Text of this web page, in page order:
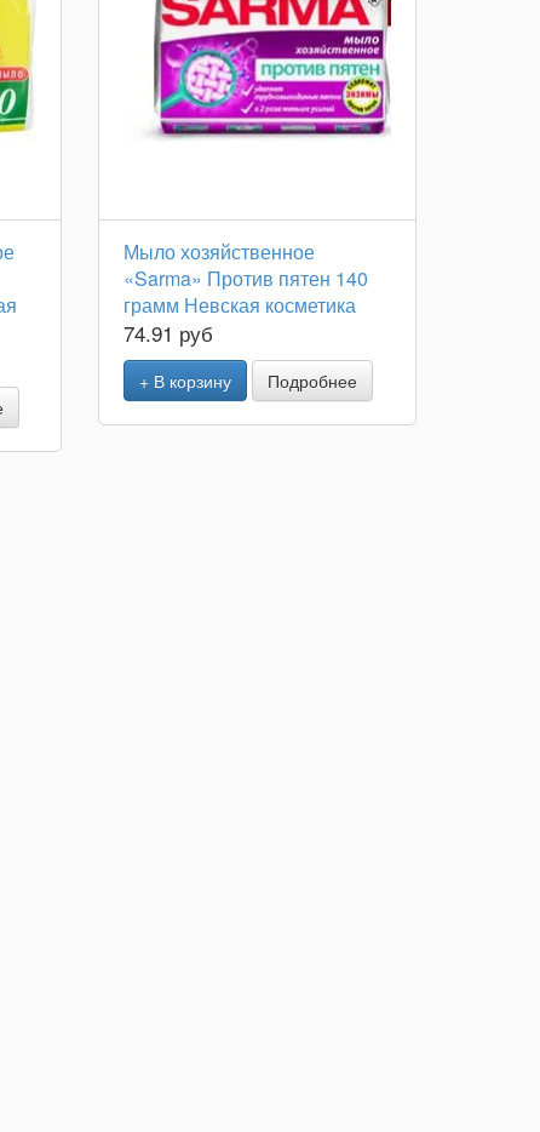
Мыло хозяйственное
«Sarma» Против пятен 140
грамм Невская косметика
74.91 руб
+ В корзину Подробнее